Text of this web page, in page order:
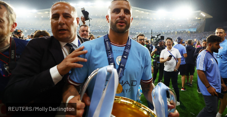
REUTERS/Molly Darlington